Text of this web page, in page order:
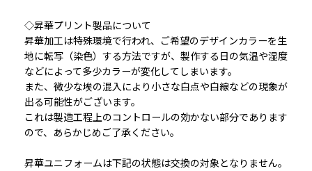
◇昇華プリント製品について
昇華加工は特殊環境で行われ、ご希望のデザインカラーを生
地に転写（染色）する方法ですが、製作する日の気温や湿度
などによって多少カラーが変化してしまいます。
また、微少な埃の混入により小さな白点や白線などの現象が
出る可能性がございます。
これは製造工程上のコントロールの効かない部分であります
ので、あらかじめご了承ください。
昇華ユニフォームは下記の状態は交換の対象となりません。